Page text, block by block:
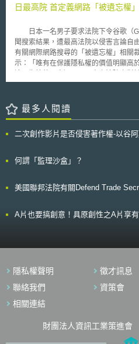
委員會評估相關風險，亦須通知聯邦層
rating）較高的實驗室等。 3.違反相關
制或終止補助之處分，甚至失去申請未
學相關研究補助的機會。
日最高院 首定義網路「被遺忘權」
日本一名男子要求法院下令谷歌（
聞搜索結果，遭最高法院以侵害言論自
有關網際網路搜尋的「被遺忘權」相關裁決。 法院網站張貼
示：「唯有在保護隱私權的價值明顯高
義，如： 1. 報導的事實性質及內容 2. 事實傳達的範圍及隱私受害程度 3. 當
當事人真實姓名及住址的必要性 而日本法院雖已界定被遺忘權之判斷
基準，但門檻極為嚴格，臺灣先前亦有
於亞洲對於被遺忘權行使之結果，歐洲
關」。民眾就有權行使被遺忘權，要求
1,896,454個網址，刪除率達到43.2%。
展還有帶持續關注。
最多人閱讀
二次創作影片是否侵害著作權-以谷
何謂「監理沙盒」？
美國聯邦法院有關Defend Trade
A片也要搞創意！具原創性之A片享
隱私權聲明 徵才訊息
聯絡我們
資策會
相關連結
財團法人資訊工業策進